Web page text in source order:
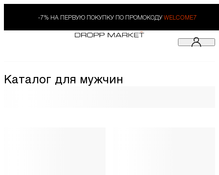
-7% НА ПЕРВУЮ ПОКУПКУ ПО ПРОМОКОДУ WELCOME7
Каталог для мужчин